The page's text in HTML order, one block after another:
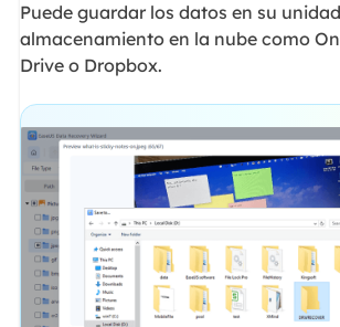
Puede guardar los datos en su
almacenamiento en la nube como
Drive o Dropbox.